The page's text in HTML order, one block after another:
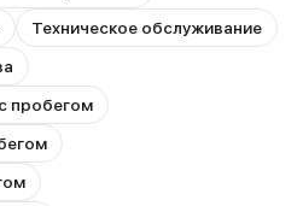
Техническое обслуживание
пробегом